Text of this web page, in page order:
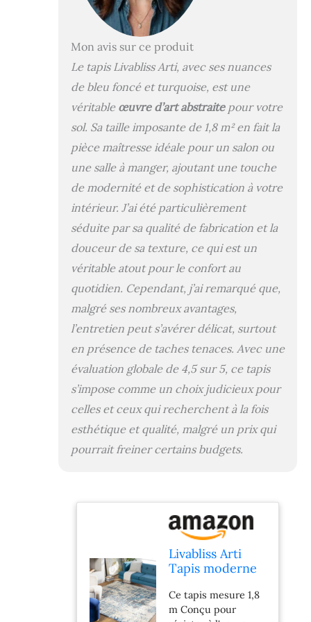
permettent un
placement pratique
dans les entrées,
n'obstruent pas les
portes. Magnifique
design moderne et
abstrait et tons
neutres apaisants
rehausseront votre
espace
contemporain.
Mon avis sur ce produit
Le tapis Livabliss Arti, avec ses nuances
de bleu foncé et turquoise, est une
véritable œuvre d’art abstraitepour votre
sol. Sa taille imposante de 1,8 m² en fait la
pièce maîtresse idéale pour un salon ou
une salle à manger, ajoutant une touche
de modernité et de sophistication à votre
intérieur. J’ai été particulièrement
séduite par sa qualité de fabrication et la
douceur de sa texture, ce qui est un
véritable atout pour le confort au
quotidien. Cependant, j’ai remarqué que,
malgré ses nombreux avantages,
l’entretien peut s’avérer délicat, surtout
en présence de taches tenaces. Avec une
évaluation globale de 4,5 sur 5, ce tapis
s’impose comme un choix judicieux pour
celles et ceux qui recherchent à la fois
esthétique et qualité, malgré un prix qui
pourrait freiner certains budgets.
Livabliss Arti
Tapis moderne
1,8 m, bleu
foncé/turquoise
Ce tapis mesure 1,8
m Conçu pour